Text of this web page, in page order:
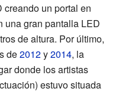
un portal en
una gran pantalla LED
de altura. Por último,
de2012y2014, la
donde los artistas
estuvo situada